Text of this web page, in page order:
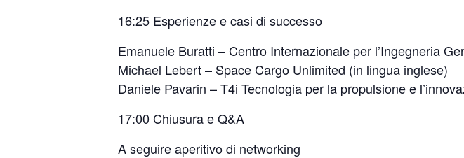
16:25 Esperienze e casi di successo
Emanuele Buratti – Centro Internazionale per l’Ingegneria
Michael Lebert – Space Cargo Unlimited (in lingua inglese)
Daniele Pavarin – T4i Tecnologia per la propulsione e
17:00 Chiusura e Q&A
A seguire aperitivo di networking